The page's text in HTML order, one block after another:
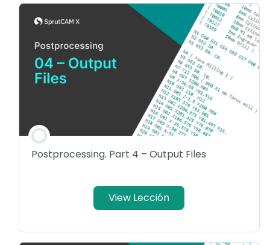
Postprocessing. Part 4 – Output Files
View Lección